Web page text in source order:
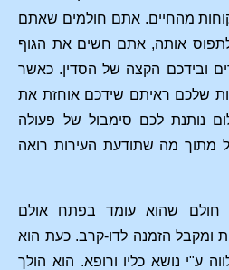
מהחיים. אתם חולמים שאתם
אותה, אתם חשים את הגוף
ובידכם הקצה של הסדין. כאשר
שלכם ראיתם שידכם אוחזת את
נותנת לכם סימבול של פעולה
מתוך מה שתודעת העירות רואה
חולם שהוא עומד בפתח אולם
ומקבל הזמנה לדו-קרב. כעת הוא
ע"י נושא כליו ורופא. הוא הולך